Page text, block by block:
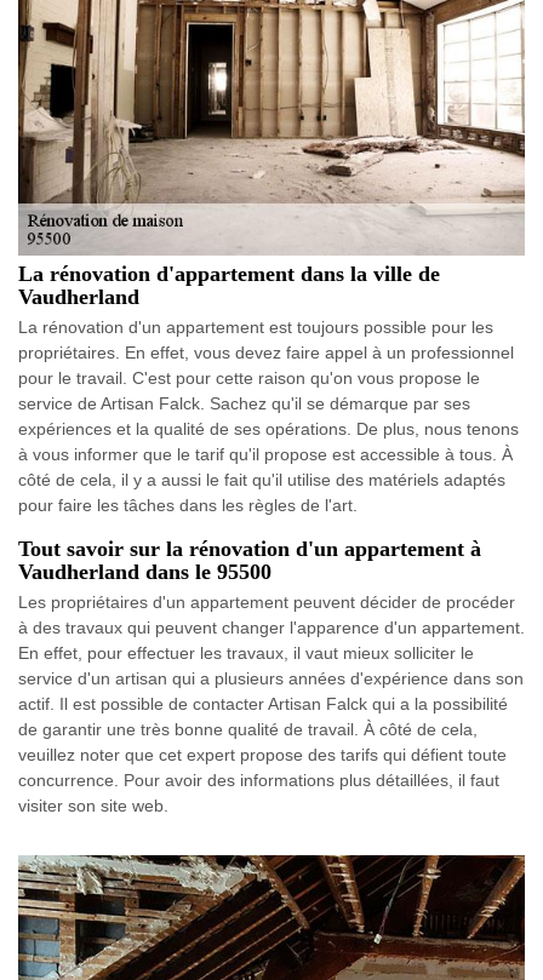
La rénovation d'appartement dans la ville de
Vaudherland
La rénovation d'un appartement est toujours possible pour les
propriétaires. En effet, vous devez faire appel à un professionnel
pour le travail. C'est pour cette raison qu'on vous propose le
service de Artisan Falck. Sachez qu'il se démarque par ses
expériences et la qualité de ses opérations. De plus, nous tenons
à vous informer que le tarif qu'il propose est accessible à tous. À
côté de cela, il y a aussi le fait qu'il utilise des matériels adaptés
pour faire les tâches dans les règles de l'art.
Tout savoir sur la rénovation d'un appartement à
Vaudherland dans le 95500
Les propriétaires d'un appartement peuvent décider de procéder
à des travaux qui peuvent changer l'apparence d'un appartement.
En effet, pour effectuer les travaux, il vaut mieux solliciter le
service d'un artisan qui a plusieurs années d'expérience dans son
actif. Il est possible de contacter Artisan Falck qui a la possibilité
de garantir une très bonne qualité de travail. À côté de cela,
veuillez noter que cet expert propose des tarifs qui défient toute
concurrence. Pour avoir des informations plus détaillées, il faut
visiter son site web.